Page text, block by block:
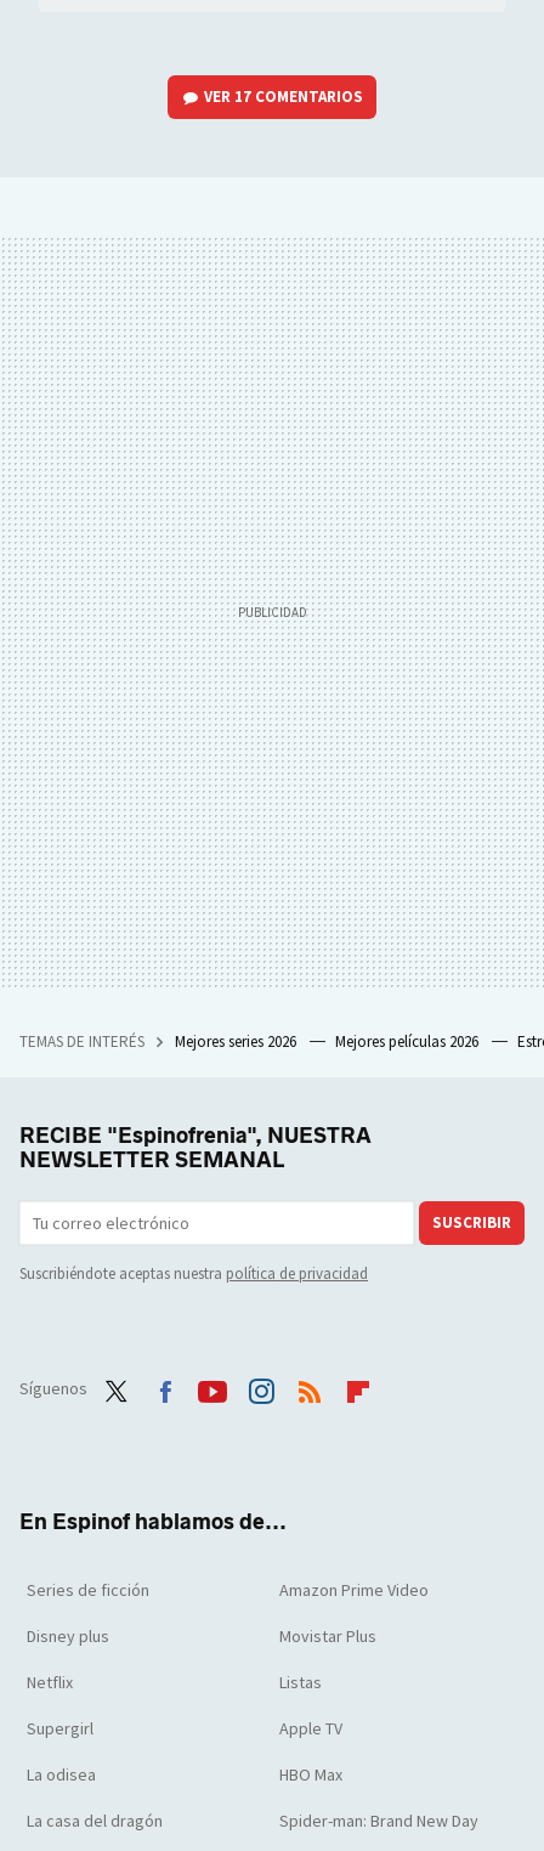
VER 17 COMENTARIOS
TEMAS DE INTERÉS Mejores series 2026 Mejores películas 2026
RECIBE "Espinofrenia", NUESTRA
NEWSLETTER SEMANAL
SUSCRIBIR
Suscribiéndote aceptas nuestra política de privacidad
Síguenos
En Espinof hablamos de...
Series de ficción Amazon Prime Video
Disney plus Movistar Plus
Netflix Listas
Supergirl Apple TV
La odisea HBO Max
La casa del dragón Spider-man: Brand New Day